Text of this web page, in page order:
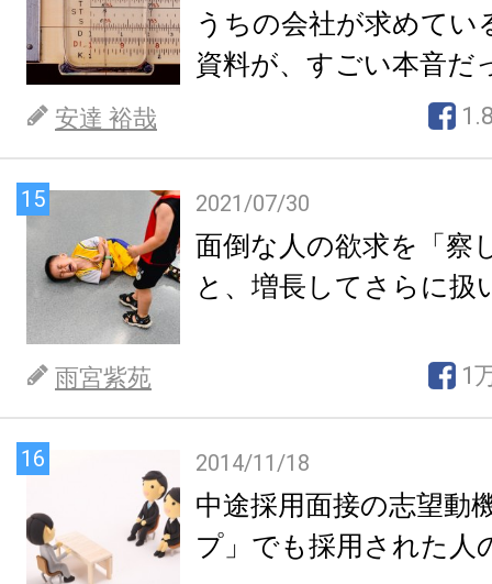
うちの会社が求めてい
資料が、すごい本音だ
安達 裕哉
15 2021/07/30
面倒な人の欲求を「察
と、増長してさらに扱
雨宮紫苑 1
16 2014/11/18
中途採用面接の志望動
プ」でも採用された人